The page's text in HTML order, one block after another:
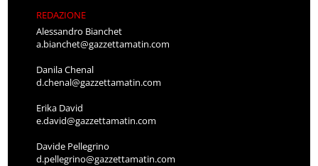
REDAZIONE
Alessandro Bianchet
a.bianchet@gazzettamatin.com
Danila Chenal
d.chenal@gazzettamatin.com
Erika David
e.david@gazzettamatin.com
Davide Pellegrino
d.pellegrino@gazzettamatin.com